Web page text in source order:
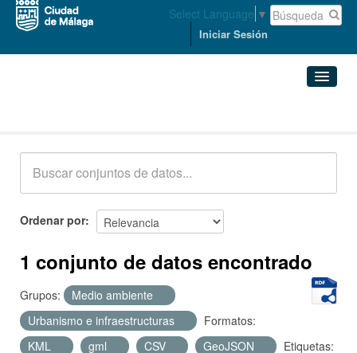
Select Language ▼
Iniciar Sesión
Acerca de
Ordenar por
1 conjunto de datos encontrado
Grupos:
Medio ambiente
Urbanismo e infraestructuras
Formatos:
KML
gml CSV GeoJSON
Etiquetas: